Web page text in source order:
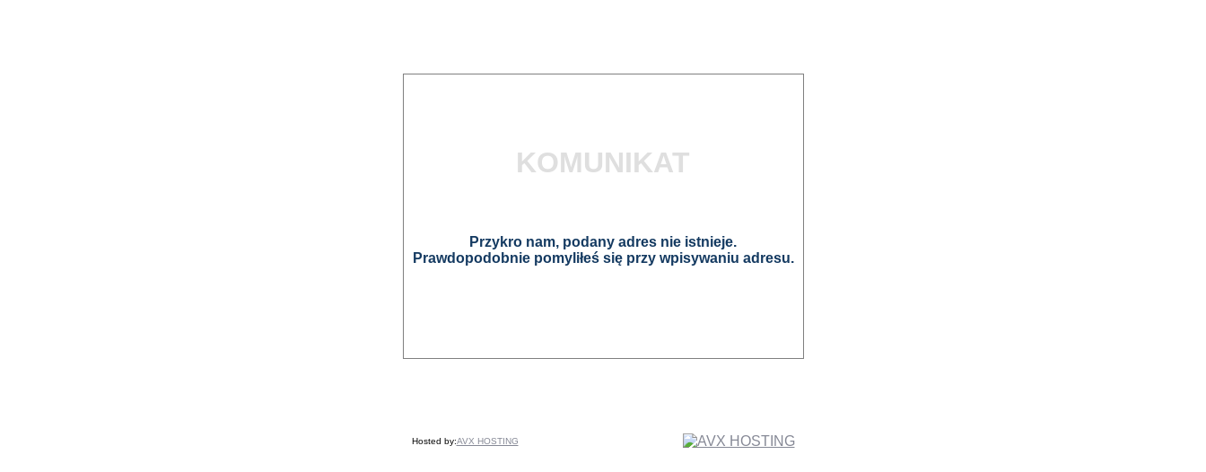
KOMUNIKAT
Przykro nam, podany adres nie istnieje.
Prawdopodobnie pomyliłeś się przy wpisywaniu adresu.
Hosted by:AVX HOSTING